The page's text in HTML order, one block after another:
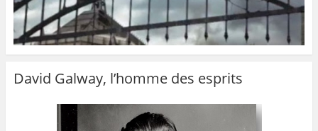
David Galway, l’homme des esprits